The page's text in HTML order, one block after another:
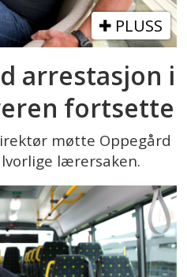
PLUSS
arrestasjon i
fortsette
møtte Oppegård
lærersaken.